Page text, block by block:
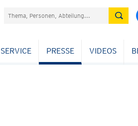
Suchefeld
SERVICE PRESSE VIDEOS